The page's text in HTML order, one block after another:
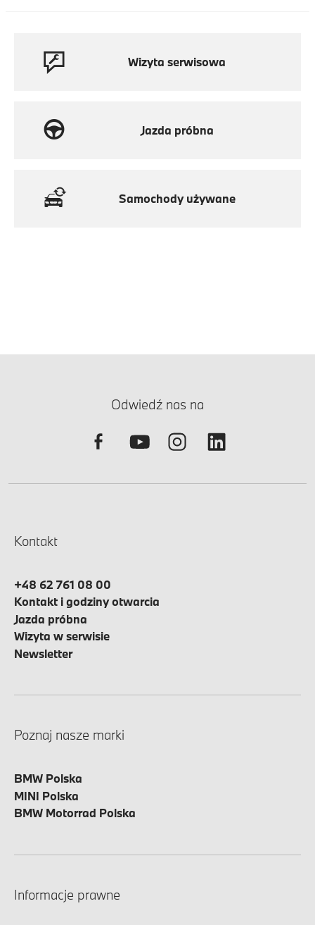
Wizyta serwisowa
Jazda próbna
Samochody używane
Odwiedź nas na
Kontakt
+48 62 761 08 00
Kontakt i godziny otwarcia
Jazda próbna
Wizyta w serwisie
Newsletter
Poznaj nasze marki
BMW Polska
MINI Polska
BMW Motorrad Polska
Informacje prawne